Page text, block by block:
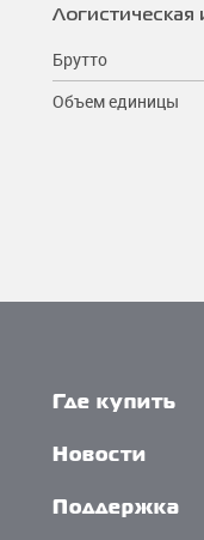
Брутто
Объем единицы
Где купить
Новости
Поддержка